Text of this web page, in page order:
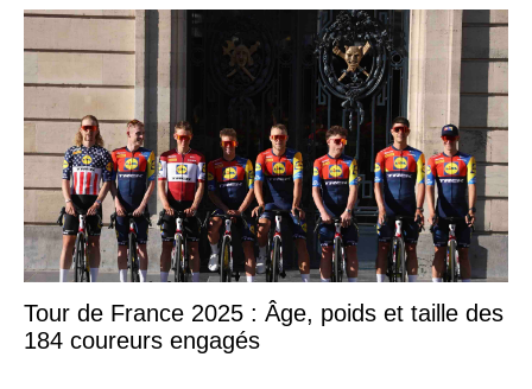
Tour de France 2025 : Âge, poids et taille des
184 coureurs engagés